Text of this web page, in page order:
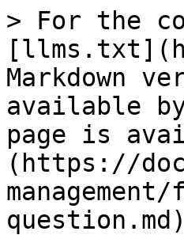
> For the
Markdown
available
page is
(https://